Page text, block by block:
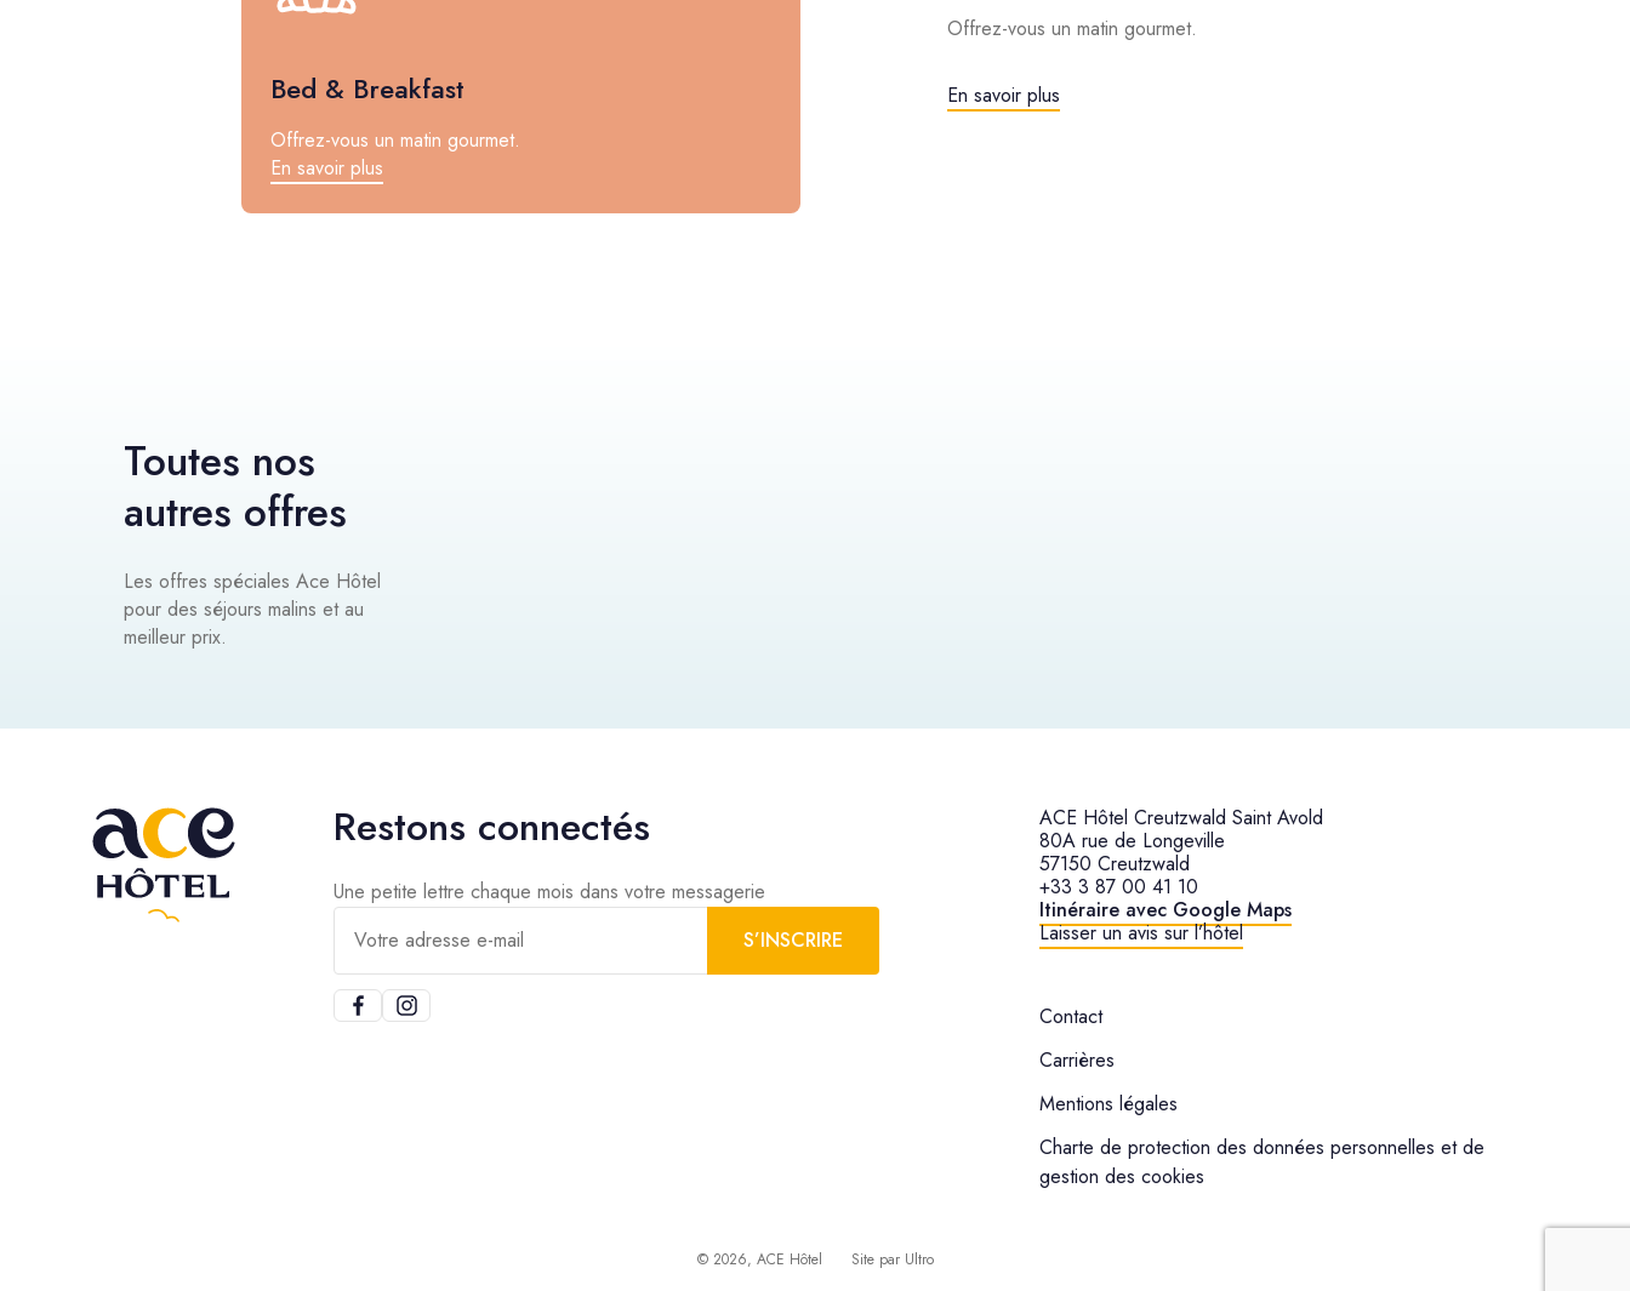
Bed & Breakfast
Offrez-vous un matin gourmet.
En savoir plus
Offrez-vous un matin gourmet.
En savoir plus
Toutes nos
autres offres
Les offres spéciales Ace Hôtel
pour des séjours malins et au
meilleur prix.
Restons connectés
Une petite lettre chaque mois dans votre messagerie
Votre adresse e-mail
S’INSCRIRE
ACE Hôtel Creutzwald Saint Avold
80A rue de Longeville
57150 Creutzwald
+33 3 87 00 41 10
Itinéraire avec Google Maps
Laisser un avis sur l’hôtel
Contact
Carrières
Mentions légales
Charte de protection des données personnelles et de
gestion des cookies
© 2026, ACE Hôtel Site par Ultro